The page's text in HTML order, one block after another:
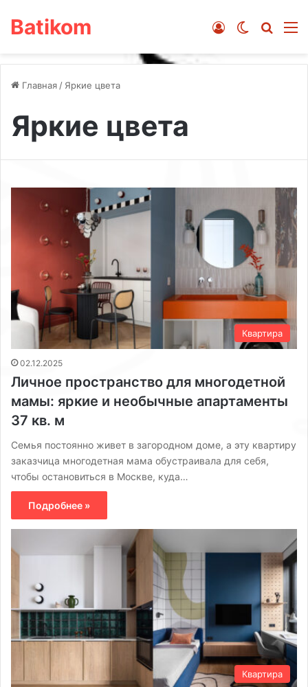
Batikom Switch skin
Войти
Главная / Яркие цвета
Яркие цвета
Квартира
02.12.2025
Личное пространство для многодетной
мамы: яркие и необычные апартаменты
37 кв. м
Семья постоянно живет в загородном доме, а эту квартиру
заказчица многодетная мама обустраивала для себя,
чтобы остановиться в Москве, куда…
Подробнее »
Квартира